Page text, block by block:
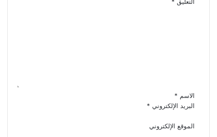
التعليق *
الاسم *
البريد الإلكتروني *
الموقع الإلكتروني